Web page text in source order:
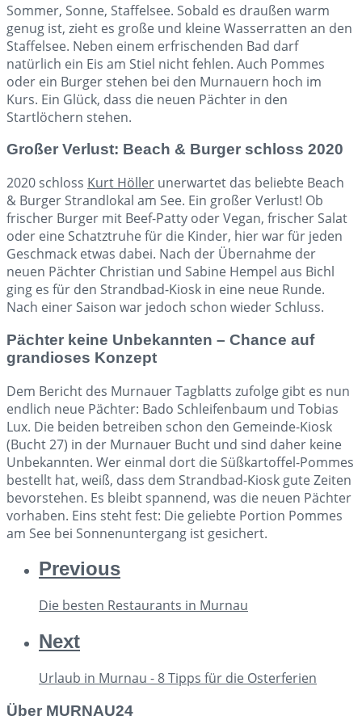
Sommer, Sonne, Staffelsee. Sobald es draußen warm
genug ist, zieht es große und kleine Wasserratten an den
Staffelsee. Neben einem erfrischenden Bad darf
natürlich ein Eis am Stiel nicht fehlen. Auch Pommes
oder ein Burger stehen bei den Murnauern hoch im
Kurs. Ein Glück, dass die neuen Pächter in den
Startlöchern stehen.
Großer Verlust: Beach & Burger schloss 2020
2020 schloss Kurt Höller unerwartet das beliebte Beach
& Burger Strandlokal am See. Ein großer Verlust! Ob
frischer Burger mit Beef-Patty oder Vegan, frischer Salat
oder eine Schatztruhe für die Kinder, hier war für jeden
Geschmack etwas dabei. Nach der Übernahme der
neuen Pächter Christian und Sabine Hempel aus Bichl
ging es für den Strandbad-Kiosk in eine neue Runde.
Nach einer Saison war jedoch schon wieder Schluss.
Pächter keine Unbekannten – Chance auf
grandioses Konzept
Dem Bericht des Murnauer Tagblatts zufolge gibt es nun
endlich neue Pächter: Bado Schleifenbaum und Tobias
Lux. Die beiden betreiben schon den Gemeinde-Kiosk
(Bucht 27) in der Murnauer Bucht und sind daher keine
Unbekannten. Wer einmal dort die Süßkartoffel-Pommes
bestellt hat, weiß, dass dem Strandbad-Kiosk gute Zeiten
bevorstehen. Es bleibt spannend, was die neuen Pächter
vorhaben. Eins steht fest: Die geliebte Portion Pommes
am See bei Sonnenuntergang ist gesichert.
Previous
Die besten Restaurants in Murnau
Next
Urlaub in Murnau - 8 Tipps für die Osterferien
Über MURNAU24